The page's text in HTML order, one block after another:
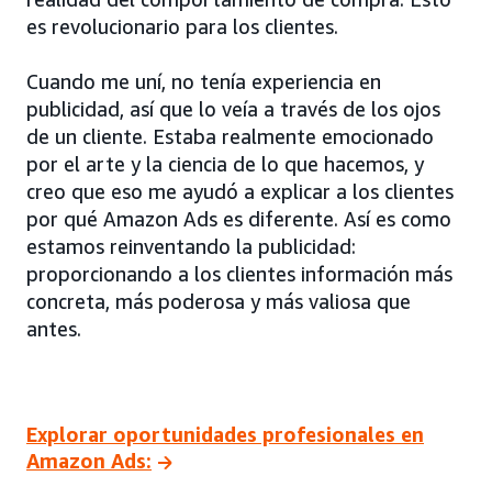
es revolucionario para los clientes.
Cuando me uní, no tenía experiencia en
publicidad, así que lo veía a través de los ojos
de un cliente. Estaba realmente emocionado
por el arte y la ciencia de lo que hacemos, y
creo que eso me ayudó a explicar a los clientes
por qué Amazon Ads es diferente. Así es como
estamos reinventando la publicidad:
proporcionando a los clientes información más
concreta, más poderosa y más valiosa que
antes.
Explorar oportunidades profesionales en
Amazon Ads: